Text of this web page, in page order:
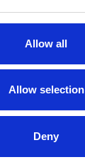
Allow all
Allow selection
Deny